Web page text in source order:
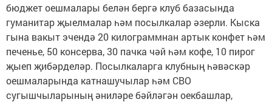
бюджет оешмалары белән бергә клуб базасында
гуманитар җыелмалар һәм посылкалар әзерли. Кыска
гына вакыт эчендә 20 килограммнан артык конфет һәм
печенье, 50 консерва, 30 пачка чәй һәм кофе, 10 пирог
җыеп җибәрделәр. Посылкаларга клубның һәвәскәр
оешмаларында катнашучылар һәм СВО
сугышчыларының әниләре бәйләгән оекбашлар,